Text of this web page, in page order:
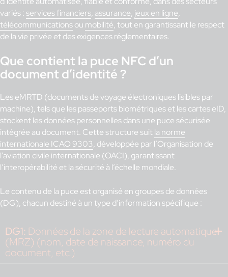
variés :services financiers, assurance, jeux en ligne,
télécommunicationsou mobilité, tout en garantissant le respect
de la vie privée et des exigences réglementaires.
Que contient la puce NFC d’un
document d’identité ?
Les eMRTD (documents de voyage électroniques lisibles par
machine), tels que les passeports biométriques et les cartes eID,
stockent les données personnelles dans une puce sécurisée
intégrée au document. Cette structure suitla norme
internationale ICAO 9303, développée par l’Organisation de
l’aviation civile internationale (OACI), garantissant
l’interopérabilité et la sécurité à l’échelle mondiale.
Le contenu de la puce est organisé en groupes de données
(DG), chacun destiné à un type d’information spécifique :
DG1: Données de la zone de lecture automatique
(MRZ) (nom, date de naissance, numéro du
document, etc.)